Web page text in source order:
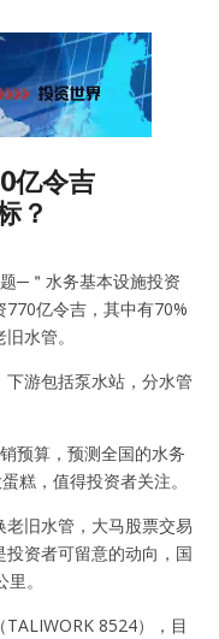
亿令吉
？
─＂水务基本设施投资
770亿令吉，其中有70%
水管。
下游包括泵水站，分水管
预算，预测全国的水务
糕，值得投资者关注。
旧水管，大马股票交易
资者可留意的动向，国
。
8524），目